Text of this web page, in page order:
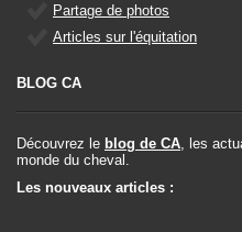
Partage de photos
Articles sur l'équitation
BLOG CA
Découvrez le blog de CA , les
monde du cheval.
Les nouveaux articles :